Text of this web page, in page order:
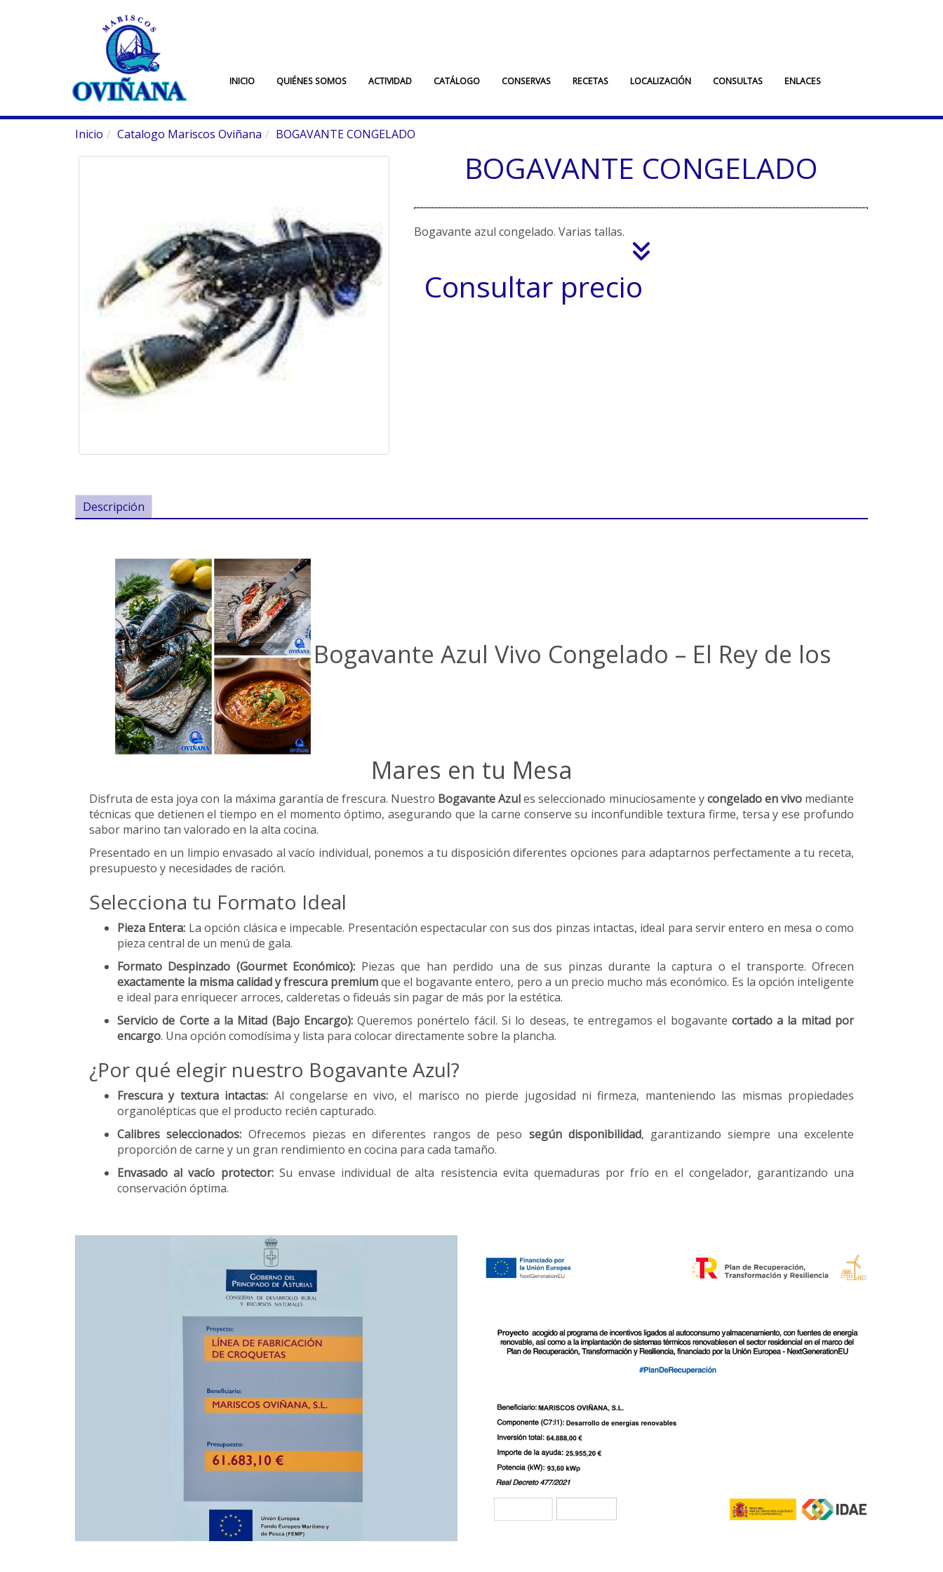
INICIO QUIÉNES SOMOS ACTIVIDAD CATÁLOGO CONSERVAS RECETAS LOCALIZACIÓN CONSULTAS ENLACES
Inicio Catalogo Mariscos Oviñana BOGAVANTE CONGELADO
BOGAVANTE CONGELADO
Bogavante azul congelado. Varias tallas.
Consultar precio
Descripción
Bogavante Azul Vivo Congelado – El Rey de los
Mares en tu Mesa
Disfruta de esta joya con la máxima garantía de frescura. Nuestro Bogavante Azules seleccionado minuciosamente ycongelado en vivomediante
técnicas que detienen el tiempo en el momento óptimo, asegurando que la carne conserve su inconfundible textura firme, tersa y ese profundo
sabor marino tan valorado en la alta cocina.
Presentado en un limpio envasado al vacío individual, ponemos a tu disposición diferentes opciones para adaptarnos perfectamente a tu receta,
presupuesto y necesidades de ración.
Selecciona tu Formato Ideal
Pieza Entera: La opción clásica e impecable. Presentación espectacular con sus dos pinzas intactas, ideal para servir entero en mesa o como
pieza central de un menú de gala.
Formato Despinzado (Gourmet Económico): Piezas que han perdido una de sus pinzas durante la captura o el transporte. Ofrecen
exactamente la misma calidad y frescura premiumque el bogavante entero, pero a un precio mucho más económico. Es la opción inteligente
e ideal para enriquecer arroces, calderetas o fideuás sin pagar de más por la estética.
Servicio de Corte a la Mitad (Bajo Encargo):Queremos ponértelo fácil. Si lo deseas, te entregamos el bogavante cortado a la mitad por
encargo. Una opción comodísima y lista para colocar directamente sobre la plancha.
¿Por qué elegir nuestro Bogavante Azul?
Frescura y textura intactas: Al congelarse en vivo, el marisco no pierde jugosidad ni firmeza, manteniendo las mismas propiedades
organolépticas que el producto recién capturado.
Calibres seleccionados: Ofrecemos piezas en diferentes rangos de peso según disponibilidad, garantizando siempre una excelente
proporción de carne y un gran rendimiento en cocina para cada tamaño.
Envasado al vacío protector:Su envase individual de alta resistencia evita quemaduras por frío en el congelador, garantizando una
conservación óptima.